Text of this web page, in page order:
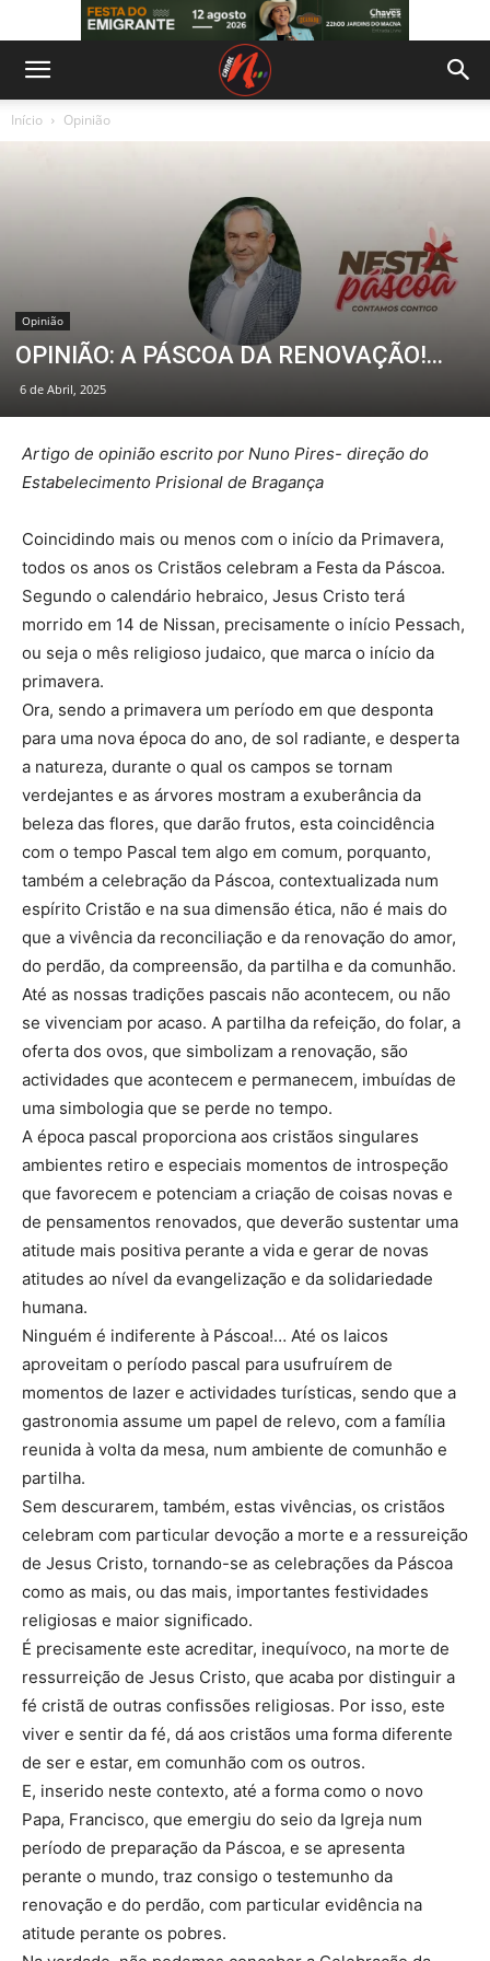
Início Opinião
Opinião
OPINIÃO: A PÁSCOA DA RENOVAÇÃO!…
6 de Abril, 2025
Artigo de opinião escrito por Nuno Pires- direção do
Estabelecimento Prisional de Bragança
Coincidindo mais ou menos com o início da Primavera,
todos os anos os Cristãos celebram a Festa da Páscoa.
Segundo o calendário hebraico, Jesus Cristo terá
morrido em 14 de Nissan, precisamente o início Pessach,
ou seja o mês religioso judaico, que marca o início da
primavera.
Ora, sendo a primavera um período em que desponta
para uma nova época do ano, de sol radiante, e desperta
a natureza, durante o qual os campos se tornam
verdejantes e as árvores mostram a exuberância da
beleza das flores, que darão frutos, esta coincidência
com o tempo Pascal tem algo em comum, porquanto,
também a celebração da Páscoa, contextualizada num
espírito Cristão e na sua dimensão ética, não é mais do
que a vivência da reconciliação e da renovação do amor,
do perdão, da compreensão, da partilha e da comunhão.
Até as nossas tradições pascais não acontecem, ou não
se vivenciam por acaso. A partilha da refeição, do folar, a
oferta dos ovos, que simbolizam a renovação, são
actividades que acontecem e permanecem, imbuídas de
uma simbologia que se perde no tempo.
A época pascal proporciona aos cristãos singulares
ambientes retiro e especiais momentos de introspeção
que favorecem e potenciam a criação de coisas novas e
de pensamentos renovados, que deverão sustentar uma
atitude mais positiva perante a vida e gerar de novas
atitudes ao nível da evangelização e da solidariedade
humana.
Ninguém é indiferente à Páscoa!… Até os laicos
aproveitam o período pascal para usufruírem de
momentos de lazer e actividades turísticas, sendo que a
gastronomia assume um papel de relevo, com a família
reunida à volta da mesa, num ambiente de comunhão e
partilha.
Sem descurarem, também, estas vivências, os cristãos
celebram com particular devoção a morte e a ressureição
de Jesus Cristo, tornando-se as celebrações da Páscoa
como as mais, ou das mais, importantes festividades
religiosas e maior significado.
É precisamente este acreditar, inequívoco, na morte de
ressurreição de Jesus Cristo, que acaba por distinguir a
fé cristã de outras confissões religiosas. Por isso, este
viver e sentir da fé, dá aos cristãos uma forma diferente
de ser e estar, em comunhão com os outros.
E, inserido neste contexto, até a forma como o novo
Papa, Francisco, que emergiu do seio da Igreja num
período de preparação da Páscoa, e se apresenta
perante o mundo, traz consigo o testemunho da
renovação e do perdão, com particular evidência na
atitude perante os pobres.